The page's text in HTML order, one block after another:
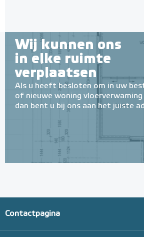
Wij kunnen ons
in elke ruimte
verplaatsen
Als u heeft besloten om in uw
of nieuwe woning
dan bent u bij ons aan het juiste
Contactpagina